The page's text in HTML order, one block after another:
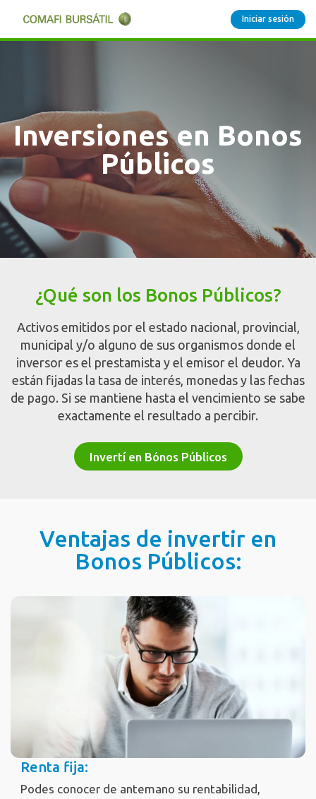
Iniciar sesión
Inversiones en Bonos
Públicos
¿Qué son los Bonos Públicos?
Activos emitidos por el estado nacional, provincial,
municipal y/o alguno de sus organismos donde el
inversor es el prestamista y el emisor el deudor. Ya
están fijadas la tasa de interés, monedas y las fechas
de pago. Si se mantiene hasta el vencimiento se sabe
exactamente el resultado a percibir.
Invertí en Bónos Públicos
Ventajas de invertir en
Bonos Públicos:
Renta fija:
Podes conocer de antemano su rentabilidad,